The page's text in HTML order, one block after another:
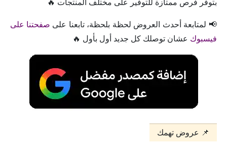
بتوفر فرص ممتازة للتوفير على مختلف المنتجات 🔥
📢 لمتابعة أحدث العروض لحظة بلحظة، تابعنا على صفحتنا على
فيسبوك عشان توصلك كل جديد أول بأول 🔥
📌 عروض تهمك